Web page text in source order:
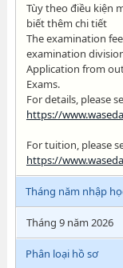
Tùy theo điều kiện
biết thêm chi tiết
The examination
examination
Application from
Exams.
For details, please
https://
For tuition, please
https://
Tháng năm nhập
Tháng 9 năm 2026
Phân loại hồ sơ